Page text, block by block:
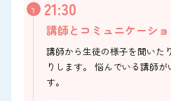
21:30
講師とコミュニケーシ
講師から生徒の様子を聞いた
りします。 悩んでいる講師
す。